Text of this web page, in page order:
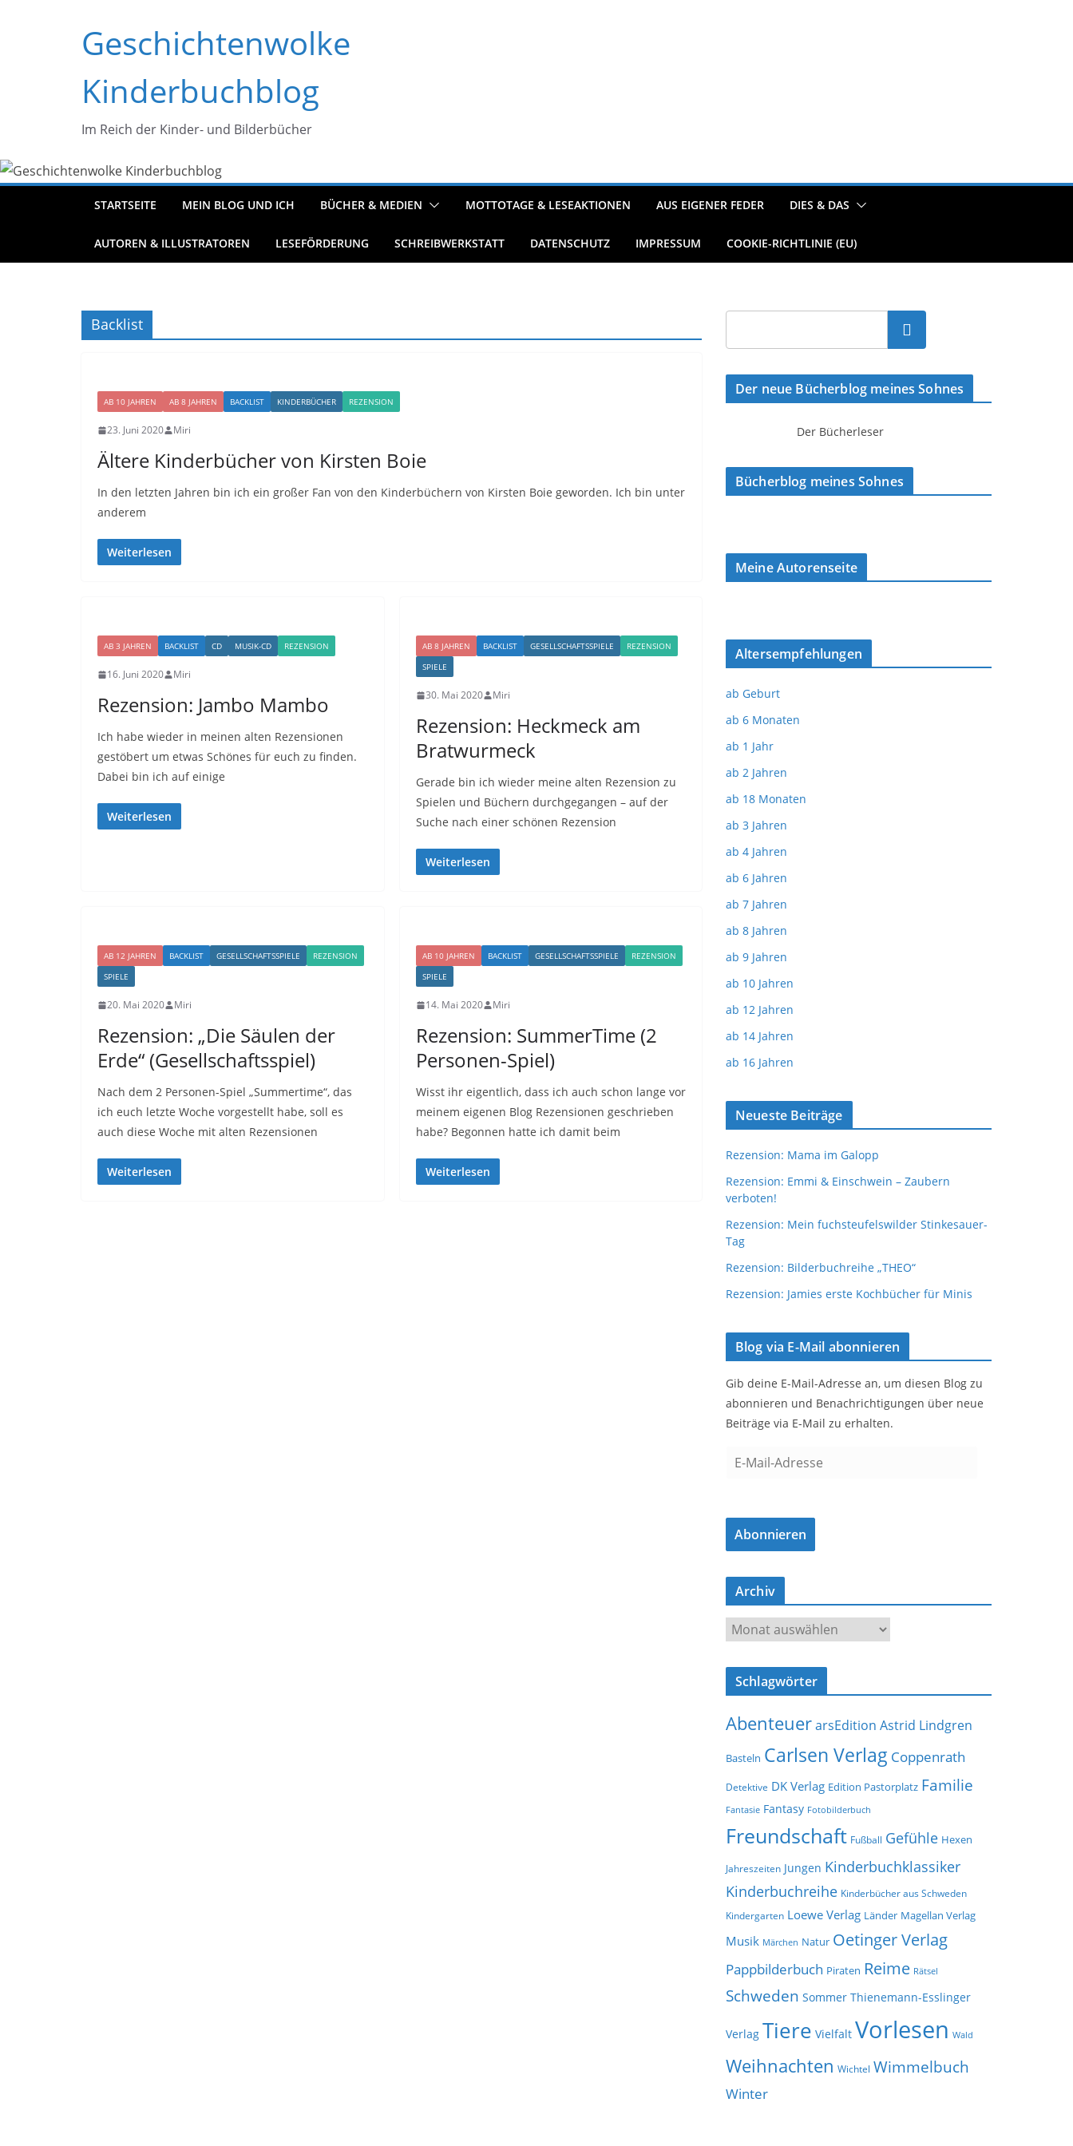
Geschichtenwolke
Kinderbuchblog
Im Reich der Kinder- und Bilderbücher
STARTSEITE MEIN BLOG UND ICH BÜCHER & MEDIEN MOTTOTAGE & LESEAKTIONEN AUS EIGENER FEDER DIES & DAS
AUTOREN & ILLUSTRATOREN LESEFÖRDERUNG SCHREIBWERKSTATT DATENSCHUTZ IMPRESSUM COOKIE-RICHTLINIE (EU)
Backlist
AB 10 JAHREN AB 8 JAHREN BACKLIST KINDERBÜCHER REZENSION
23. Juni 2020 Miri
Ältere Kinderbücher von Kirsten Boie
In den letzten Jahren bin ich ein großer Fan von den Kinderbüchern von Kirsten Boie geworden. Ich bin unter
anderem
Weiterlesen
AB 3 JAHREN BACKLIST CD MUSIK-CD REZENSION
16. Juni 2020 Miri
Rezension: Jambo Mambo
Ich habe wieder in meinen alten Rezensionen
gestöbert um etwas Schönes für euch zu finden.
Dabei bin ich auf einige
Weiterlesen
AB 8 JAHREN BACKLIST GESELLSCHAFTSSPIELE
REZENSION
SPIELE
30. Mai 2020 Miri
Rezension: Heckmeck am
Bratwurmeck
Gerade bin ich wieder meine alten Rezension zu
Spielen und Büchern durchgegangen – auf der
Suche nach einer schönen Rezension
Weiterlesen
AB 12 JAHREN BACKLIST GESELLSCHAFTSSPIELE
REZENSION
SPIELE
20. Mai 2020 Miri
Rezension: „Die Säulen der
Erde“ (Gesellschaftsspiel)
Nach dem 2 Personen-Spiel „Summertime“, das
ich euch letzte Woche vorgestellt habe, soll es
auch diese Woche mit alten Rezensionen
Weiterlesen
AB 10 JAHREN BACKLIST GESELLSCHAFTSSPIELE
REZENSION
SPIELE
14. Mai 2020 Miri
Rezension: SummerTime (2
Personen-Spiel)
Wisst ihr eigentlich, dass ich auch schon lange vor
meinem eigenen Blog Rezensionen geschrieben
habe? Begonnen hatte ich damit beim
Weiterlesen
Suchen
Der neue Bücherblog meines Sohnes
Der Bücherleser
Bücherblog meines Sohnes
Meine Autorenseite
Altersempfehlungen
ab Geburt
ab 6 Monaten
ab 1 Jahr
ab 2 Jahren
ab 18 Monaten
ab 3 Jahren
ab 4 Jahren
ab 6 Jahren
ab 7 Jahren
ab 8 Jahren
ab 9 Jahren
ab 10 Jahren
ab 12 Jahren
ab 14 Jahren
ab 16 Jahren
Neueste Beiträge
Rezension: Mama im Galopp
Rezension: Emmi & Einschwein – Zaubern
verboten!
Rezension: Mein fuchsteufelswilder Stinkesauer-
Tag
Rezension: Bilderbuchreihe „THEO“
Rezension: Jamies erste Kochbücher für Minis
Blog via E-Mail abonnieren
Gib deine E-Mail-Adresse an, um diesen Blog zu
abonnieren und Benachrichtigungen über neue
Beiträge via E-Mail zu erhalten.
a
l
-
d
s
e
Abonnieren
Archiv
r
c
v
Schlagwörter
AbenteuerarsEdition Astrid Lindgren
Basteln Carlsen Verlag Coppenrath
Detektive DK Verlag Edition Pastorplatz Familie
Fantasie Fantasy Fotobilderbuch
Freundschaft Fußball Gefühle Hexen
Jahreszeiten Jungen Kinderbuchklassiker
Kinderbuchreihe Kinderbücher aus Schweden
Kindergarten Loewe Verlag Länder Magellan Verlag
Musik Märchen Natur Oetinger Verlag
Pappbilderbuch Piraten Reime Rätsel
Schweden Sommer Thienemann-Esslinger
Verlag Tiere Vielfalt Vorlesen Wald
Weihnachten Wichtel Wimmelbuch
Winter